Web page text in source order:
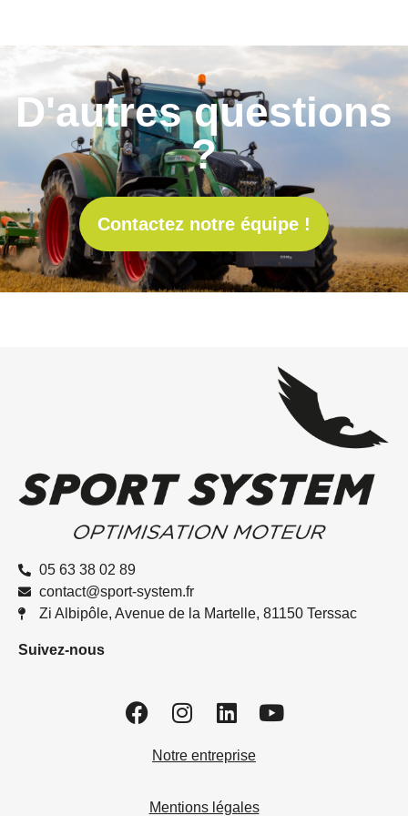
D'autres questions
?
Contactez notre équipe !
05 63 38 02 89
contact@sport-system.fr
Zi Albipôle, Avenue de la Martelle, 81150 Terssac
Suivez-nous
Notre entreprise
Mentions légales